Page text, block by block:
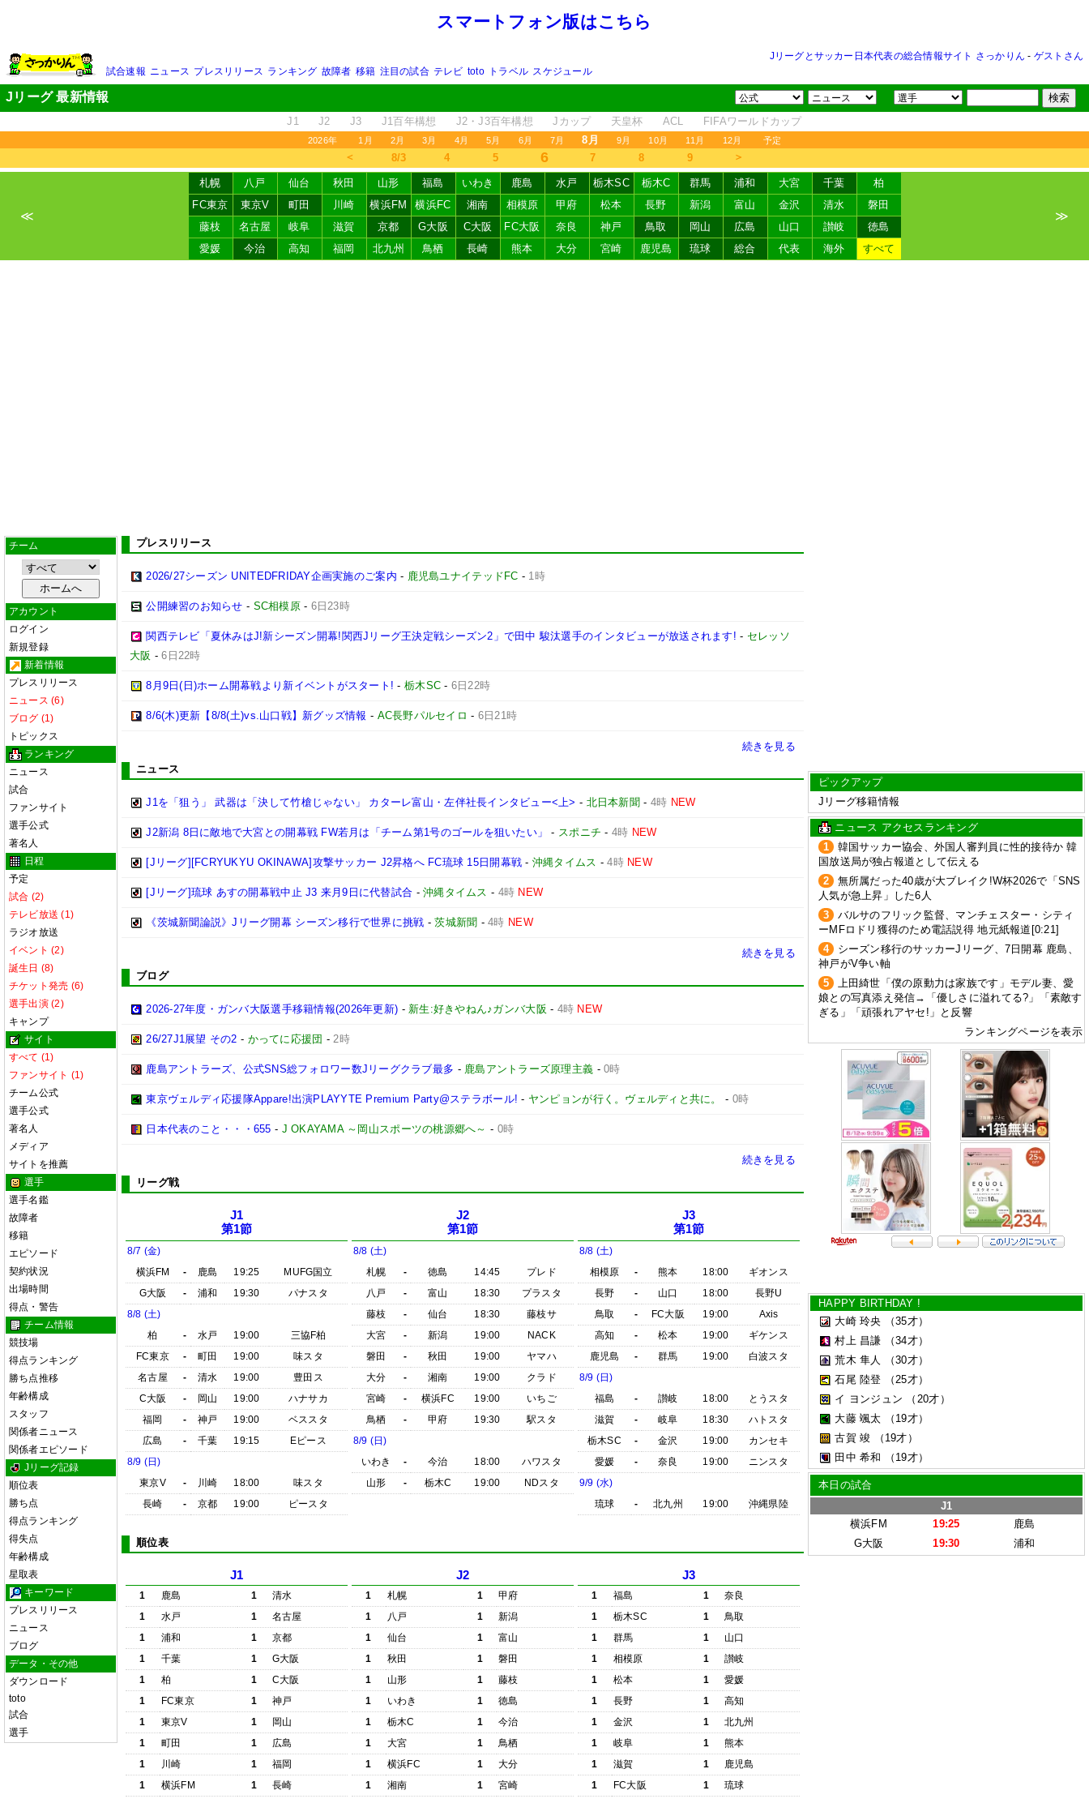
スマートフォン版はこちら
Jリーグとサッカー日本代表の総合情報サイト さっかりん - ゲストさん
試合速報 ニュース プレスリリース ランキング 故障者 移籍 注目の試合 テレビ toto トラベル スケジュール
Jリーグ 最新情報
J1 J2 J3 J1百年構想 J2・J3百年構想 Jカップ 天皇杯 ACL FIFAワールドカップ
2026年 1月 2月 3月 4月 5月 6月 7月 8月 9月 10月 11月 12月 予定
＜ 8/3 4 5 6 7 8 9 ＞
≪
札幌 八戸 仙台 秋田 山形 福島 いわき 鹿島 水戸 栃木SC 栃木C 群馬 浦和 大宮 千葉
柏
FC東京
東京V 町田 川崎 横浜FM 横浜FC 湘南 相模原 甲府 松本 長野 新潟 富山 金沢 清水
磐田
藤枝
名古屋 岐阜 滋賀 京都 G大阪 C大阪 FC大阪 奈良 神戸 鳥取 岡山 広島 山口 讃岐
徳島
愛媛
今治 高知 福岡 北九州 鳥栖 長崎 熊本 大分 宮崎 鹿児島 琉球 総合 代表 海外 すべて
≫
チーム
アカウント
ログイン
新規登録
新着情報
プレスリリース
ニュース (6)
ブログ (1)
トピックス
ランキング
ニュース
試合
ファンサイト
選手公式
著名人
日程
予定
試合 (2)
テレビ放送 (1)
ラジオ放送
イベント (2)
誕生日 (8)
チケット発売 (6)
選手出演 (2)
キャンプ
サイト
すべて (1)
ファンサイト (1)
チーム公式
選手公式
著名人
メディア
サイトを推薦
選手
選手名鑑
故障者
移籍
エピソード
契約状況
出場時間
得点・警告
チーム情報
競技場
得点ランキング
勝ち点推移
年齢構成
スタッフ
関係者ニュース
関係者エピソード
Jリーグ記録
順位表
勝ち点
得点ランキング
得失点
年齢構成
星取表
キーワード
プレスリリース
ニュース
ブログ
データ・その他
ダウンロード
toto
試合
選手
プレスリリース
2026/27シーズン UNITEDFRIDAY企画実施のご案内 - 鹿児島ユナイテッドFC - 1時
公開練習のお知らせ - SC相模原- 6日23時
関西テレビ「夏休みはJ!新シーズン開幕!関西Jリーグ王決定戦シーズン2」で田中 駿汰選手のインタビューが放送されます! - セレッソ
大阪 -6日22時
8月9日(日)ホーム開幕戦より新イベントがスタート! -栃木SC - 6日22時
8/6(木)更新【8/8(土)vs.山口戦】新グッズ情報 - AC長野パルセイロ - 6日21時
続きを見る
ニュース
J1を「狙う」 武器は「決して竹槍じゃない」 カターレ富山・左伴社長インタビュー<上> - 北日本新聞 - 4時 NEW
J2新潟 8日に敵地で大宮との開幕戦 FW若月は「チーム第1号のゴールを狙いたい」 - スポニチ - 4時 NEW
[Jリーグ][FCRYUKYU OKINAWA]攻撃サッカー J2昇格へ FC琉球 15日開幕戦- 沖縄タイムス -4時 NEW
[Jリーグ]琉球 あすの開幕戦中止 J3 来月9日に代替試合 -沖縄タイムス - 4時 NEW
《茨城新聞論説》Jリーグ開幕 シーズン移行で世界に挑戦 -茨城新聞 -4時 NEW
続きを見る
ブログ
2026-27年度・ガンバ大阪選手移籍情報(2026年更新) - 新生:好きやねん♪ガンバ大阪 - 4時 NEW
26/27J1展望 その2 - かってに応援団 -2時
鹿島アントラーズ、公式SNS総フォロワー数Jリーグクラブ最多 - 鹿島アントラーズ原理主義 -0時
東京ヴェルディ応援隊Appare!出演PLAYYTE Premium Party@ステラボール! - ヤンピョンが行く。ヴェルディと共に。 - 0時
日本代表のこと・・・655 - J OKAYAMA ～岡山スポーツの桃源郷へ～ - 0時
続きを見る
リーグ戦
J1
第1節
8/7 (金)
横浜FM
- 鹿島 19:25
MUFG国立
G大阪
- 浦和 19:30
パナスタ
8/8 (土)
柏
- 水戸 19:00
三協F柏
FC東京
- 町田 19:00
味スタ
名古屋
- 清水 19:00
豊田ス
C大阪
- 岡山 19:00
ハナサカ
福岡
- 神戸 19:00
ベススタ
広島
- 千葉 19:15
Eピース
8/9 (日)
東京V
- 川崎 18:00
味スタ
長崎
- 京都 19:00 ピースタ
J2
第1節
8/8 (土)
札幌
- 徳島 14:45
プレド
八戸
- 富山 18:30
プラスタ
藤枝
- 仙台 18:30
藤枝サ
大宮
- 新潟 19:00
NACK
磐田
- 秋田 19:00
ヤマハ
大分
- 湘南 19:00
クラド
宮崎
- 横浜FC 19:00
いちご
鳥栖
- 甲府 19:30
駅スタ
8/9 (日)
いわき
- 今治 18:00
ハワスタ
山形
- 栃木C 19:00 NDスタ
J3
第1節
8/8 (土)
相模原
- 熊本 18:00
ギオンス
長野
- 山口 18:00
長野U
鳥取
- FC大阪 19:00
Axis
高知
- 松本 19:00
ギケンス
鹿児島
- 群馬 19:00
白波スタ
8/9 (日)
福島
- 讃岐 18:00
とうスタ
滋賀
- 岐阜 18:30
ハトスタ
栃木SC
- 金沢 19:00
カンセキ
愛媛
- 奈良 19:00
ニンスタ
9/9 (水)
琉球
- 北九州 19:00 沖縄県陸
順位表
J1
1 鹿島 1
清水
1
水戸 1
名古屋
1
浦和 1
京都
1
千葉 1
G大阪
1
柏 1
C大阪
1
FC東京 1
神戸
1
東京V 1
岡山
1
町田 1
広島
1
川崎 1
福岡
1
横浜FM 1 長崎
J2
1 札幌 1
甲府
1
八戸 1
新潟
1
仙台 1
富山
1
秋田 1
磐田
1
山形 1
藤枝
1
いわき 1
徳島
1
栃木C 1
今治
1
大宮 1
鳥栖
1
横浜FC 1
大分
1
湘南 1 宮崎
J3
1 福島 1
奈良
1
栃木SC 1
鳥取
1
群馬 1
山口
1
相模原 1
讃岐
1
松本 1
愛媛
1
長野 1
高知
1
金沢 1
北九州
1
岐阜 1
熊本
1
滋賀 1
鹿児島
1
FC大阪 1 琉球
ピックアップ
Jリーグ移籍情報
ニュース アクセスランキング
1
韓国サッカー協会、外国人審判員に性的接待か 韓
国放送局が独占報道として伝える
2
無所属だった40歳が大ブレイク!W杯2026で「SNS
人気が急上昇」した6人
3
バルサのフリック監督、マンチェスター・シティ
ーMFロドリ獲得のため電話説得 地元紙報道[0:21]
4
シーズン移行のサッカーJリーグ、7日開幕 鹿島、
神戸がV争い軸
5
上田綺世「僕の原動力は家族です」モデル妻、愛
娘との写真添え発信→「優しさに溢れてる?」「素敵す
ぎる」「頑張れアヤセ!」と反響
ランキングページを表示
HAPPY BIRTHDAY !
大崎 玲央
（35才）
村上 昌謙
（34才）
荒木 隼人
（30才）
石尾 陸登
（25才）
イ ヨンジュン
（20才）
大藤 颯太
（19才）
古賀 竣
（19才）
田中 希和
（19才）
本日の試合
J1
横浜FM
19:25
鹿島
G大阪
19:30 浦和